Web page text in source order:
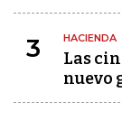
3 HACIENDA
Las
nuevo